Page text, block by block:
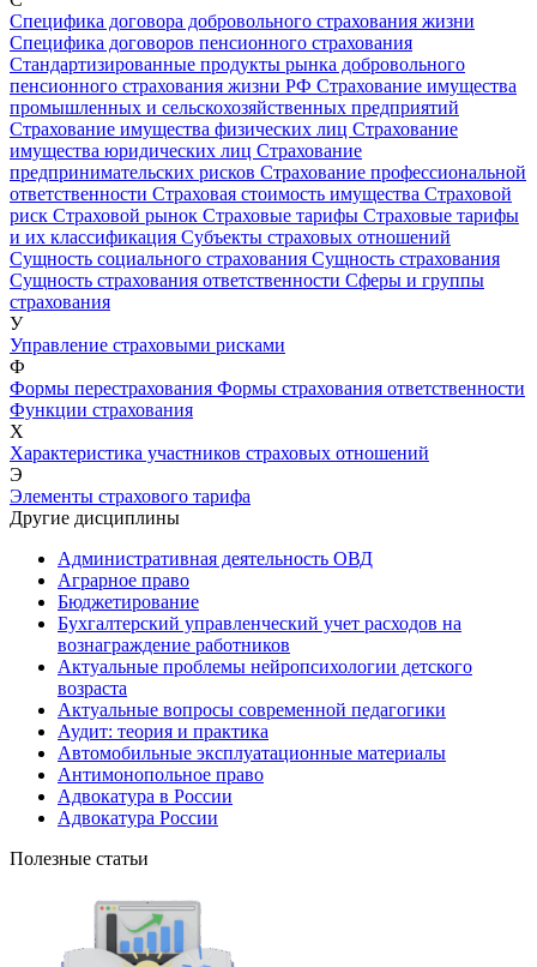
Специфика договора добровольного страхования жизни
Специфика договоров пенсионного страхования
Стандартизированные продукты рынка добровольного
пенсионного страхования жизни РФ Страхование имущества
промышленных и сельскохозяйственных предприятий
Страхование имущества физических лиц Страхование
имущества юридических лиц Страхование
предпринимательских рисков Страхование профессиональной
ответственности Страховая стоимость имущества Страховой
риск Страховой рынок Страховые тарифы Страховые тарифы
и их классификация Субъекты страховых отношений
Сущность социального страхования Сущность страхования
Сущность страхования ответственности Сферы и группы
страхования
У
Управление страховыми рисками
Ф
Формы перестрахования Формы страхования ответственности
Функции страхования
Х
Характеристика участников страховых отношений
Э
Элементы страхового тарифа
Другие дисциплины
Административная деятельность ОВД
Аграрное право
Бюджетирование
Бухгалтерский управленческий учет расходов на
вознаграждение работников
Актуальные проблемы нейропсихологии детского
возраста
Актуальные вопросы современной педагогики
Аудит: теория и практика
Автомобильные эксплуатационные материалы
Антимонопольное право
Адвокатура в России
Адвокатура России
Полезные статьи